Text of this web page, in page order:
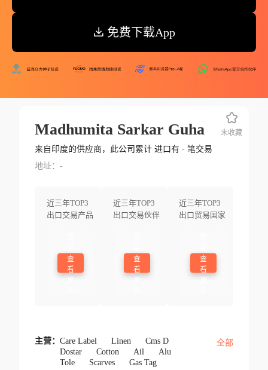
免费下载App
Madhumita Sarkar Guha
来自印度的供应商，此公司累计 进口有 -笔交易
地址：-
近三年TOP3
出口交易产品
查
看
近三年TOP3
出口交易伙伴
查
看
近三年TOP3
出口贸易国家
查
看
未收藏
主营： Care Label Linen
Cms D
Dostar
Cotton Ail
Alu
Tole
Scarves Gas Tag
全部